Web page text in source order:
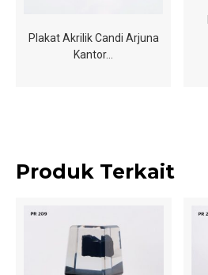
Plakat Akrilik Candi Arjuna
Kantor…
Produk Terkait